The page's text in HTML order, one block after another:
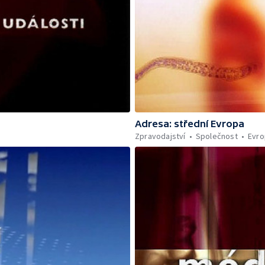
Adresa: střední Evropa
Zpravodajství
Společnost